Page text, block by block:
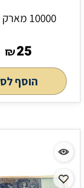
10000 מארק גרמני
₪25
הוסף